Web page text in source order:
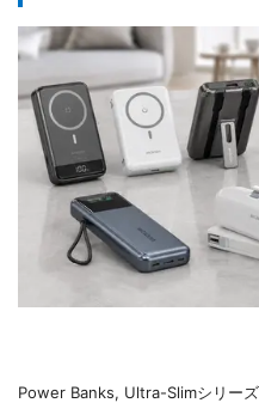
Power Banks, Ultra-Slimシリー